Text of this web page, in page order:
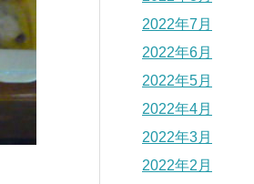
2022年7月
2022年6月
2022年5月
2022年4月
2022年3月
2022年2月